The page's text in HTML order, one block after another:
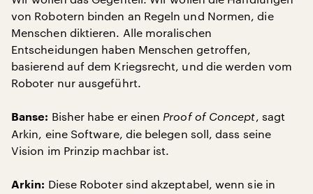
von Robotern binden an Regeln und Normen, die
Menschen diktieren. Alle moralischen
Entscheidungen haben Menschen getroffen,
basierend auf dem Kriegsrecht, und die werden vom
Roboter nur ausgeführt.
Banse: Bisher habe er einen Proof of Concept, sagt
Arkin, eine Software, die belegen soll, dass seine
Vision im Prinzip machbar ist.
Arkin: Diese Roboter sind akzeptabel, wenn sie in